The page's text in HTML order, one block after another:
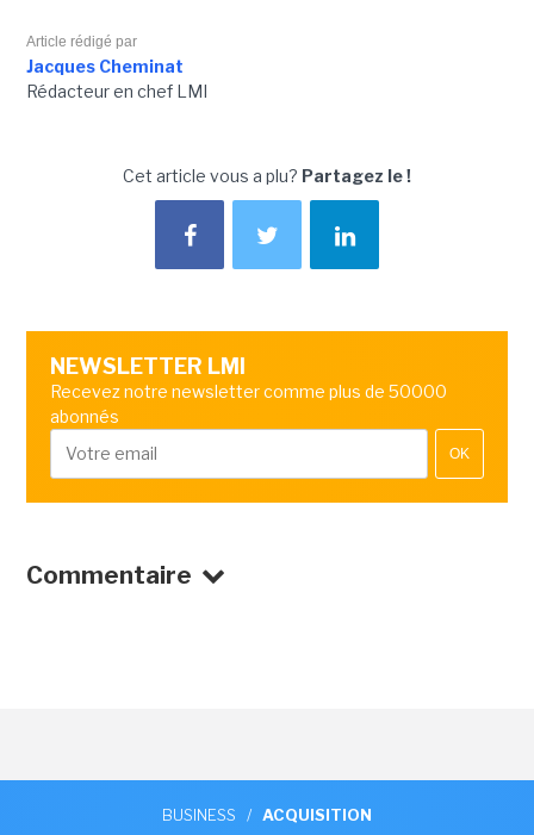
Article rédigé par
Jacques Cheminat
Rédacteur en chef LMI
Cet article vous a plu? Partagez le !
NEWSLETTER LMI
Recevez notre newsletter comme plus de 50000
abonnés
OK
Commentaire
BUSINESS / ACQUISITION